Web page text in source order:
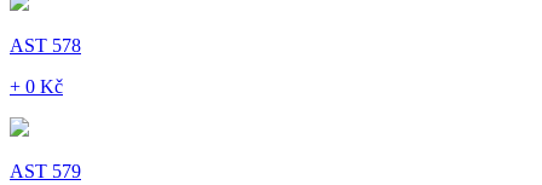
AST 578
+ 0 Kč
AST 579